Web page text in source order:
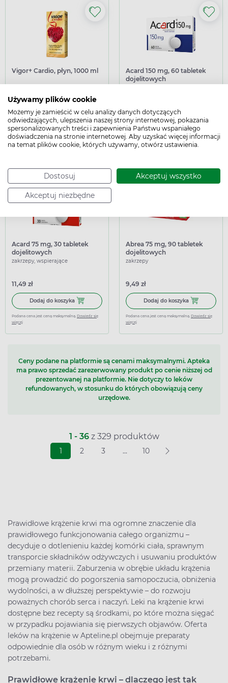
Używamy plików cookie
Możemy je zamieścić w celu analizy danych dotyczących
odwiedzających, ulepszenia naszej strony internetowej, pokazania
spersonalizowanych treści i zapewnienia Państwu wspaniałego
doświadczenia na stronie internetowej. Aby uzyskać więcej informacji
na temat plików cookie, których używamy, otwórz ustawienia.
Dostosuj Akceptuj wszystko
Akceptuj niezbędne
Vigor+ Cardio, płyn, 1000 ml
dietę, wspierające
56,99 zł
Dodaj do koszykaDodaj do koszyka Vigor+ Cardio, płyn, 1000 ml
Podana cena jest ceną maksymalną.Dowiedz się
Acard 150 mg, 60 tabletek
dojelitowych
25,49 zł
Dodaj do koszykaDodaj do
Podana cena jest ceną maksymalną.Dowiedz się
więcej
Acard 75 mg, 30 tabletek
dojelitowych
zakrzepy, wspierające
11,49 zł
Dodaj do koszyka Dodaj do koszyka Acard 75 mg, 30 tabletek dojelitowych
Podana cena jest ceną maksymalną. Dowiedz się
więcej
Abrea 75 mg, 90 tabletek
dojelitowych
zakrzepy
9,49 zł
Dodaj do koszyka Dodaj do
Podana cena jest ceną maksymalną. Dowiedz się
więcej
Ceny podane na platformie są cenami maksymalnymi. Apteka
ma prawo sprzedać zarezerwowany produkt po cenie niższej od
prezentowanej na platformie. Nie dotyczy to leków
refundowanych, w stosunku do których obowiązują ceny
urzędowe.
1 - 36z 329 produktów
1 2 3 ... 10
Prawidłowe krążenie krwi ma ogromne znaczenie dla
prawidłowego funkcjonowania całego organizmu –
decyduje o dotlenieniu każdej komórki ciała, sprawnym
transporcie składników odżywczych i usuwaniu produktów
przemiany materii. Zaburzenia w obrębie układu krążenia
mogą prowadzić do pogorszenia samopoczucia, obniżenia
wydolności, a w dłuższej perspektywie – do rozwoju
poważnych chorób serca i naczyń. Leki na krążenie krwi
dostępne bez recepty są środkami, po które można sięgać
w przypadku pojawiania się pierwszych objawów. Oferta
leków na krążenie w Apteline.pl obejmuje preparaty
odpowiednie dla osób w różnym wieku i z różnymi
potrzebami.
Prawidłowe krążenie krwi – dlaczego jest tak